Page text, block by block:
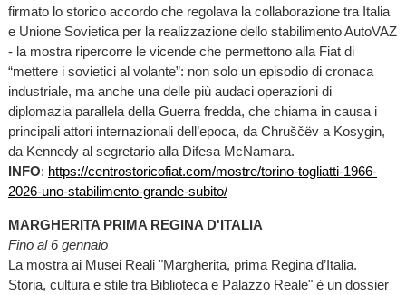
firmato lo storico accordo che regolava la collaborazione tra Italia
e Unione Sovietica per la realizzazione dello stabilimento AutoVAZ
- la mostra ripercorre le vicende che permettono alla Fiat di
“mettere i sovietici al volante”: non solo un episodio di cronaca
industriale, ma anche una delle più audaci operazioni di
diplomazia parallela della Guerra fredda, che chiama in causa i
principali attori internazionali dell’epoca, da Chruščëv a Kosygin,
da Kennedy al segretario alla Difesa McNamara.
INFO: https://centrostoricofiat.com/mostre/torino-togliatti-1966-
2026-uno-stabilimento-grande-subito/
MARGHERITA PRIMA REGINA D'ITALIA
Fino al 6 gennaio
La mostra ai Musei Reali "Margherita, prima Regina d’Italia.
Storia, cultura e stile tra Biblioteca e Palazzo Reale" è un dossier